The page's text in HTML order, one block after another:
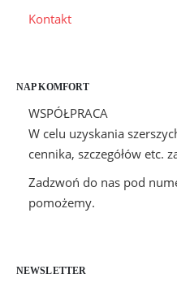
Kontakt
NAP KOMFORT
WSPÓŁPRACA
W celu uzyskania
cennika, szczegółów etc.
Zadzwoń do nas pod
pomożemy.
NEWSLETTER